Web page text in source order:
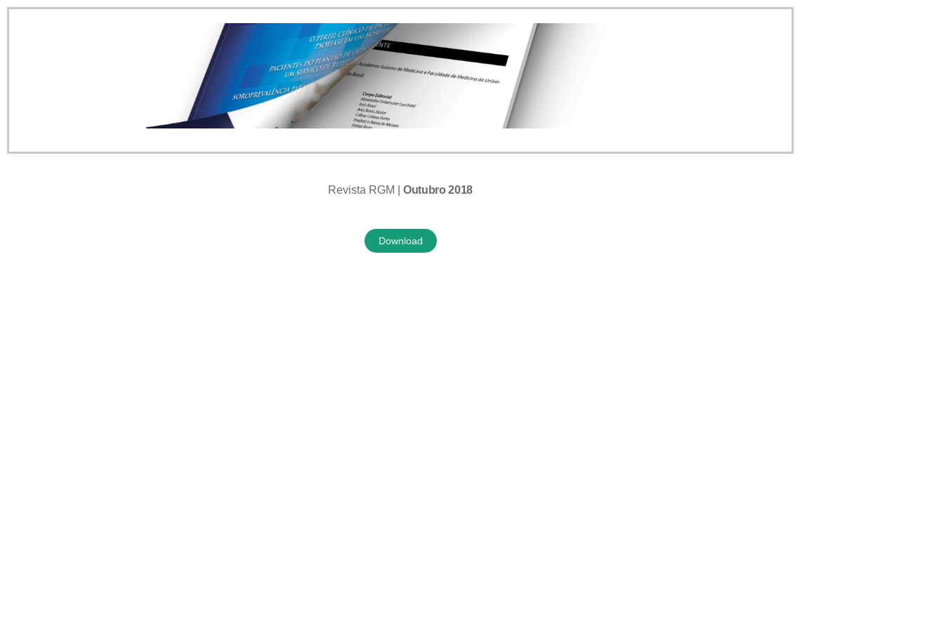
Revista RGM | Outubro 2018
Download